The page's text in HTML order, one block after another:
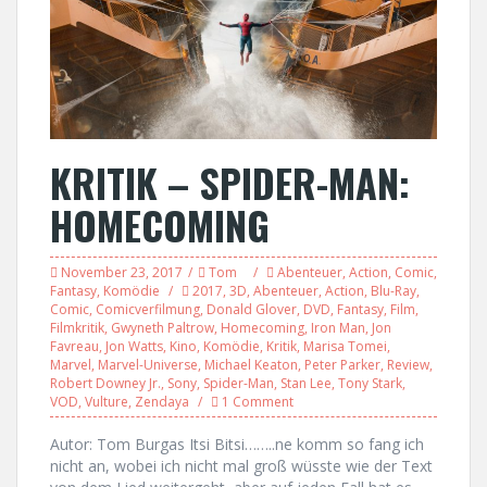
KRITIK – SPIDER-MAN:
HOMECOMING
November 23, 2017 Tom Abenteuer, Action, Comic,
Fantasy, Komödie 2017, 3D, Abenteuer, Action, Blu-Ray,
Comic, Comicverfilmung, Donald Glover, DVD, Fantasy, Film,
Filmkritik, Gwyneth Paltrow, Homecoming, Iron Man, Jon
Favreau, Jon Watts, Kino, Komödie, Kritik, Marisa Tomei,
Marvel, Marvel-Universe, Michael Keaton, Peter Parker, Review,
Robert Downey Jr., Sony, Spider-Man, Stan Lee, Tony Stark,
VOD, Vulture, Zendaya 1 Comment
Autor: Tom Burgas Itsi Bitsi……..ne komm so fang ich
nicht an, wobei ich nicht mal groß wüsste wie der Text